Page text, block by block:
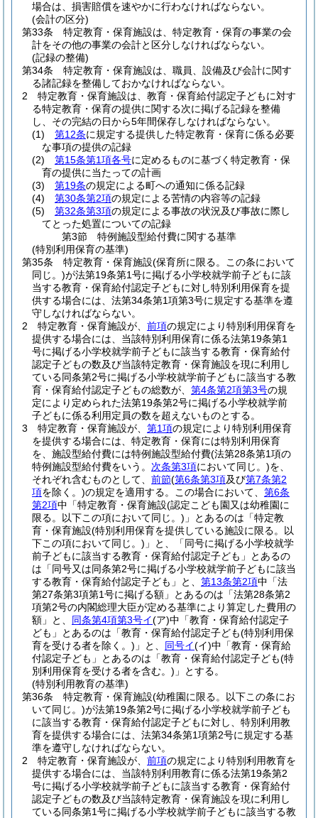
場合は、損害賠償を速やかに行わなければならない。
(会計の区分)
第33条
特定教育・保育施設は、特定教育・保育の事業の会
計をその他の事業の会計と区分しなければならない。
(記録の整備)
第34条
特定教育・保育施設は、職員、設備及び会計に関す
る諸記録を整備しておかなければならない。
2
特定教育・保育施設は、教育・保育給付認定子どもに対す
る特定教育・保育の提供に関する次に掲げる記録を整備
し、その完結の日から5年間保存しなければならない。
(1)
第12条に規定する提供した特定教育・保育に係る必要
な事項の提供の記録
(2)
第15条第1項各号に定めるものに基づく特定教育・保
育の提供に当たっての計画
(3)
第19条の規定による町への通知に係る記録
(4)
第30条第2項の規定による苦情の内容等の記録
(5)
第32条第3項の規定による事故の状況及び事故に際し
てとった処置についての記録
第3節
特例施設型給付費に関する基準
(特別利用保育の基準)
第35条
特定教育・保育施設(保育所に限る。この条において
同じ。)が法第19条第1号に掲げる小学校就学前子どもに該
当する教育・保育給付認定子どもに対し特別利用保育を提
供する場合には、法第34条第1項第3号に規定する基準を遵
守しなければならない。
2
特定教育・保育施設が、 前項の規定により特別利用保育を
提供する場合には、当該特別利用保育に係る法第19条第1
号に掲げる小学校就学前子どもに該当する教育・保育給付
認定子どもの数及び当該特定教育・保育施設を現に利用し
ている同条第2号に掲げる小学校就学前子どもに該当する教
育・保育給付認定子どもの総数が、 第4条第2項第3号の規
定により定められた法第19条第2号に掲げる小学校就学前
子どもに係る利用定員の数を超えないものとする。
3
特定教育・保育施設が、 第1項の規定により特別利用保育
を提供する場合には、特定教育・保育には特別利用保育
を、施設型給付費には特例施設型給付費(法第28条第1項の
特例施設型給付費をいう。 次条第3項において同じ。)を、
それぞれ含むものとして、 前節(第6条第3項及び第7条第2
項を除く。)の規定を適用する。 この場合において、 第6条
第2項中「特定教育・保育施設(認定こども園又は幼稚園に
限る。以下この項において同じ。) 」とあるのは「特定教
育・保育施設(特別利用保育を提供している施設に限る。以
下この項において同じ。) 」と、「同号に掲げる小学校就学
前子どもに該当する教育・保育給付認定子ども」とあるの
は「同号又は同条第2号に掲げる小学校就学前子どもに該当
する教育・保育給付認定子ども」と、 第13条第2項中「法
第27条第3項第1号に掲げる額」とあるのは「法第28条第2
項第2号の内閣総理大臣が定める基準により算定した費用の
額」と、 同条第4項第3号イ(ア)中「教育・保育給付認定子
ども」とあるのは「教育・保育給付認定子ども(特別利用保
育を受ける者を除く。) 」と、 同号イ(イ)中「教育・保育給
付認定子ども」とあるのは「教育・保育給付認定子ども(特
別利用保育を受ける者を含む。) 」とする。
(特別利用教育の基準)
第36条
特定教育・保育施設(幼稚園に限る。以下この条にお
いて同じ。)が法第19条第2号に掲げる小学校就学前子ども
に該当する教育・保育給付認定子どもに対し、特別利用教
育を提供する場合には、法第34条第1項第2号に規定する基
準を遵守しなければならない。
2
特定教育・保育施設が、 前項の規定により特別利用教育を
提供する場合には、当該特別利用教育に係る法第19条第2
号に掲げる小学校就学前子どもに該当する教育・保育給付
認定子どもの数及び当該特定教育・保育施設を現に利用し
ている同条第1号に掲げる小学校就学前子どもに該当する教